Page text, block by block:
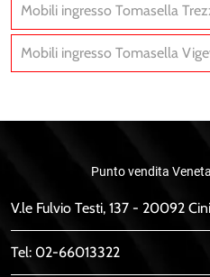
Mobili ingresso Tomasella
Mobili ingresso Tomasella
Punto vendita
V.le Fulvio Testi, 137 - 20092
Tel: 02-66013322